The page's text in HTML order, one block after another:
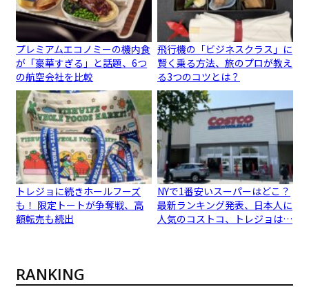
プレミアムエコノミーの機内食
が「豪華すぎる」と話題、6つ
の航空会社を比較
飛行機の「ビジネスクラス」に
賢く乗る方法、旅のプロが教え
る3つのコツとは？
トレジョに続きホールフーズ
も！ 限定トートが争奪戦、高
額転売も続出
NYで1番安いスーパーはどこ？
最新ランキング発表、日本人に
人気のコストコ、トレジョは…
RANKING